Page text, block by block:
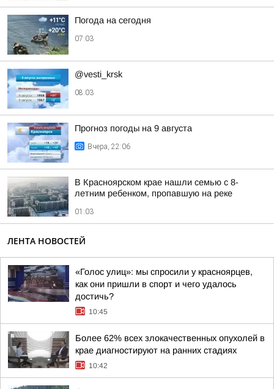
Погода на сегодня
07:03
@vesti_krsk
08:03
Прогноз погоды на 9 августа
Вчера, 22:06
В Красноярском крае нашли семью с 8-
летним ребенком, пропавшую на реке
01:03
ЛЕНТА НОВОСТЕЙ
«Голос улиц»: мы спросили у красноярцев,
как они пришли в спорт и чего удалось
достичь?
10:45
Более 62% всех злокачественных опухолей в
крае диагностируют на ранних стадиях
10:42